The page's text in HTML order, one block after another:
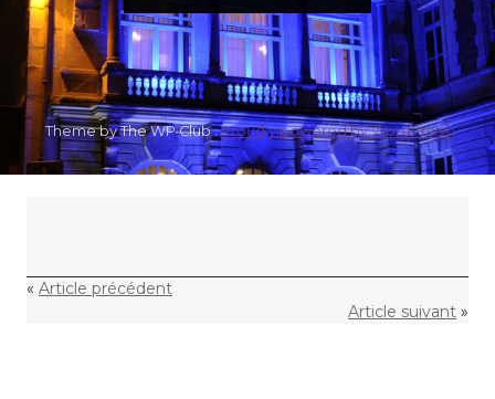
« Article précédent
Article suivant »
Theme by The WP Club .Proudly powered by WordPress